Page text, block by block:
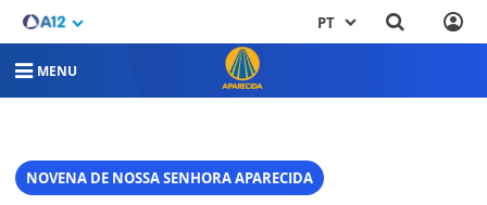
PT
MENU
NOVENA DE NOSSA SENHORA APARECIDA